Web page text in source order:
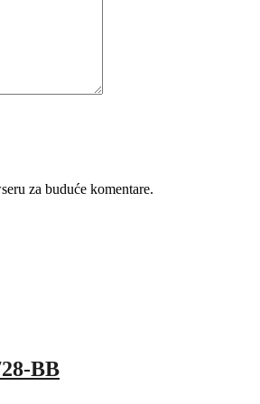
za buduće komentare.
BB